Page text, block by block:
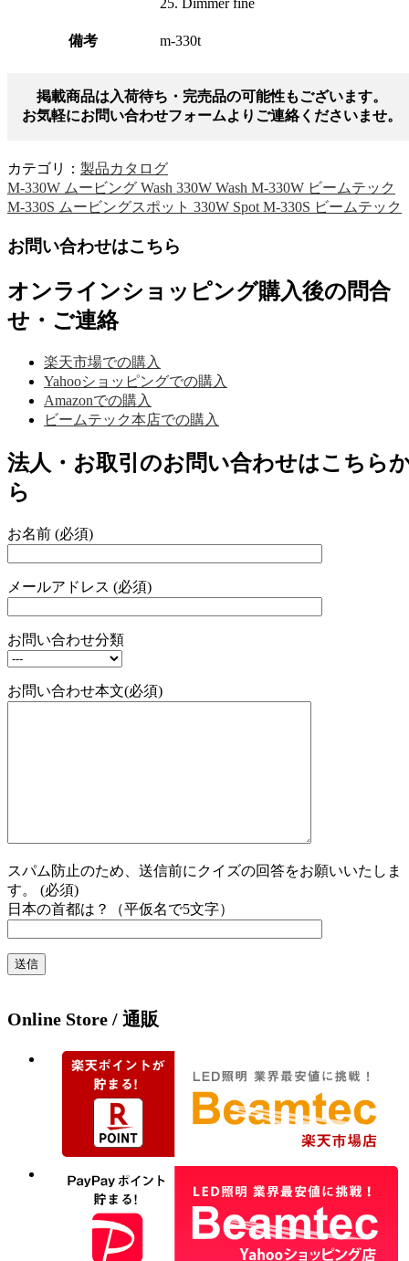
備考 m-330t
掲載商品は入荷待ち・完売品の可能性もございます。
お気軽にお問い合わせフォームよりご連絡くださいませ。
カテゴリ： 製品カタログ
M-330W ムービング Wash 330W Wash M-330W ビームテック
M-330S ムービングスポット 330W Spot M-330S ビームテック
お問い合わせはこちら
オンラインショッピング購入後の問合
せ・ご連絡
楽天市場での購入
Yahooショッピングでの購入
Amazonでの購入
ビームテック本店での購入
法人・お取引のお問い合わせはこちら
ら
お名前 (必須)
メールアドレス (必須)
お問い合わせ分類
お問い合わせ本文(必須)
スパム防止のため、送信前にクイズの回答をお願いいたしま
す。 (必須)
日本の首都は？（平仮名で5文字）
Online Store / 通販